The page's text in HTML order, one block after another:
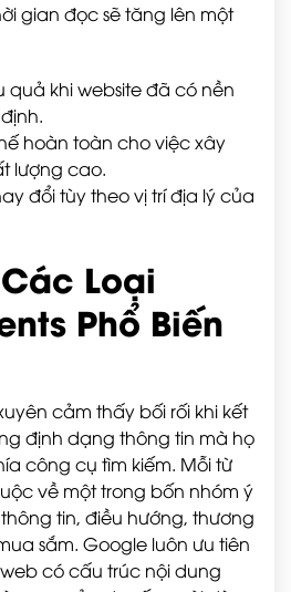
gian đọc sẽ tăng lên một
quả khi website đã có nền
hoàn toàn cho việc xây
lượng cao.
đổi tùy theo vị trí địa lý của
Loại
Phổ Biến
cảm thấy bối rối khi kết
định dạng thông tin mà họ
công cụ tìm kiếm. Mỗi từ
về một trong bốn nhóm ý
tin, điều hướng, thương
sắm. Google luôn ưu tiên
có cấu trúc nội dung